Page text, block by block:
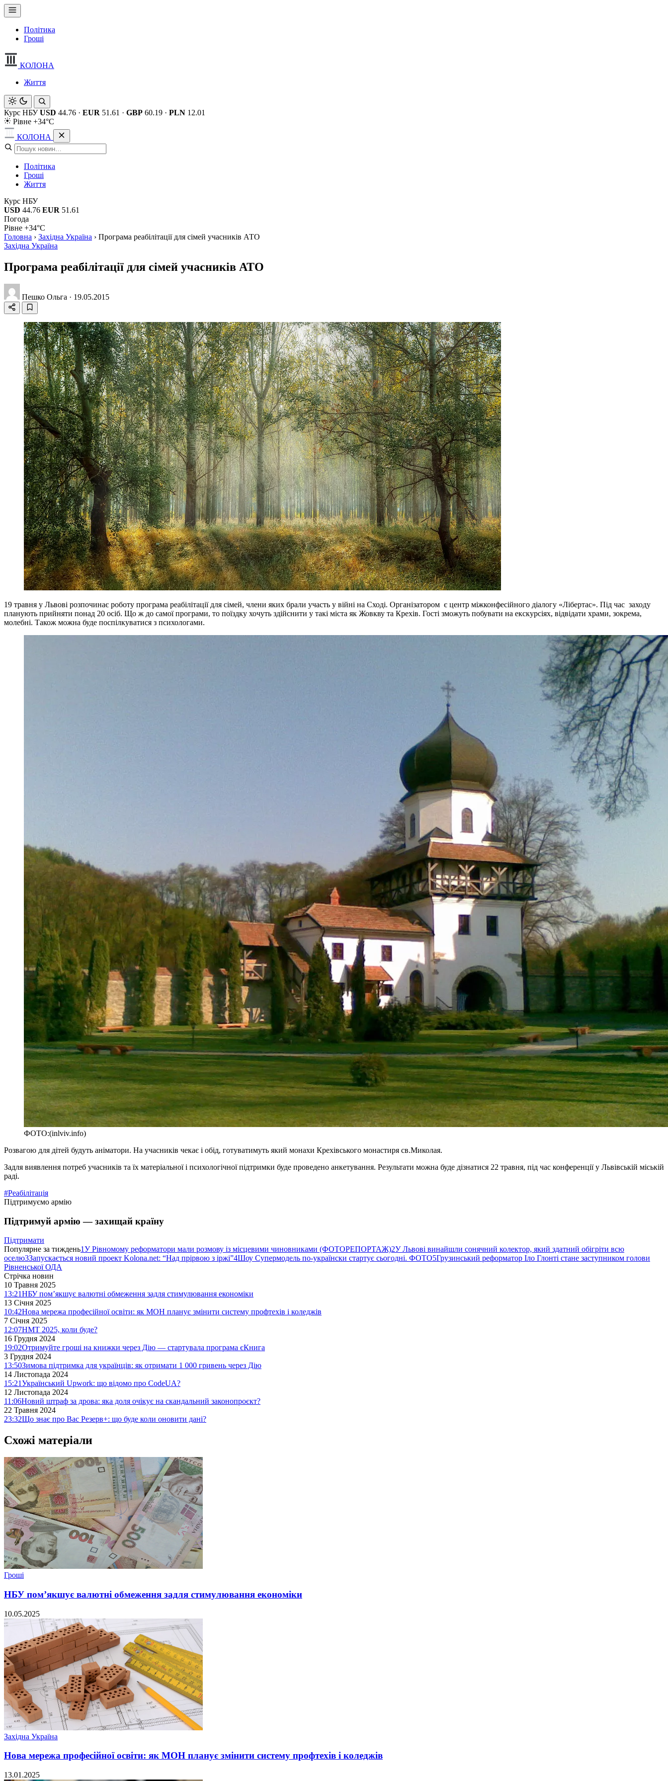
Політика
Гроші
КОЛОНА
Життя
Курс НБУ USD 44.76 · EUR 51.61 · GBP 60.19 · PLN 12.01
Рівне +34°C
КОЛОНА
Політика
Гроші
Життя
Курс НБУ
USD 44.76 EUR 51.61
Погода
Рівне +34°C
Головна › Західна Україна › Програма реабілітації для сімей учасників АТО
Західна Україна
Програма реабілітації для сімей учасників АТО
Пешко Ольга · 19.05.2015
19 травня у Львові розпочинає роботу програма реабілітації для сімей, члени яких брали участь у війні на Сході. Організатором є центр міжконфесійного діалогу «Лібертас». Під час заходу
планують прийняти понад 20 осіб. Що ж до самої програми, то поїздку хочуть здійснити у такі міста як Жовкву та Крехів. Гості зможуть побувати на екскурсіях, відвідати храми, зокрема,
молебні. Також можна буде поспілкуватися з психологами.
ФОТО:(inlviv.info)
Розвагою для дітей будуть аніматори. На учасників чекає і обід, готуватимуть який монахи Крехівського монастиря св.Миколая.
Задля виявлення потреб учасників та їх матеріальної і психологічної підтримки буде проведено анкетування. Результати можна буде дізнатися 22 травня, під час конференції у Львівській міській
раді.
#Реабілітація
Підтримуємо армію
Підтримуй армію — захищай країну
Підтримати
Популярне за тиждень1У Рівномому реформатори мали розмову із місцевими чиновниками (ФОТОРЕПОРТАЖ)2У Львові винайшли сонячний колектор, який здатний обігріти всю
оселю3Запускається новий проект Kolona.net: “Над прірвою з іржі”4Шоу Супермодель по-українски стартує сьогодні. ФОТО5Грузинський реформатор Іло Глонті стане заступником голови
Рівненської ОДА
Стрічка новин
10 Травня 2025
13:21НБУ пом’якшує валютні обмеження задля стимулювання економіки
13 Січня 2025
10:42Нова мережа професійної освіти: як МОН планує змінити систему профтехів і коледжів
7 Січня 2025
12:07НМТ 2025, коли буде?
16 Грудня 2024
19:02Отримуйте гроші на книжки через Дію — стартувала програма єКнига
3 Грудня 2024
13:50Зимова підтримка для українців: як отримати 1 000 гривень через Дію
14 Листопада 2024
15:21Український Upwork: що відомо про CodeUA?
12 Листопада 2024
11:06Новий штраф за дрова: яка доля очікує на скандальний законопроєкт?
22 Травня 2024
23:32Що знає про Вас Резерв+: що буде коли оновити дані?
Схожі матеріали
Гроші
НБУ пом’якшує валютні обмеження задля стимулювання економіки
10.05.2025
Західна Україна
Нова мережа професійної освіти: як МОН планує змінити систему профтехів і коледжів
13.01.2025